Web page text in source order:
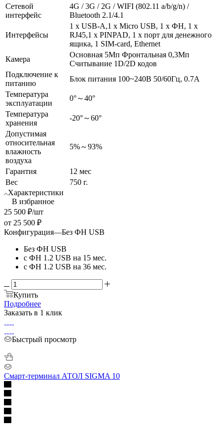
Сетевой
интерфейс
4G / 3G / 2G / WIFI (802.11 a/b/g/n) /
Bluetooth 2.1/4.1
Интерфейсы
1 x USB-A,1 x Micro USB, 1 x ФН, 1 x
RJ45,1 x PINPAD, 1 x порт для денежного
ящика, 1 SIM-card, Ethernet
Камера
Основная 5Мп Фронтальная 0,3Мп
Считывание 1D/2D кодов
Подключение к
питанию
Блок питания 100~240В 50/60Гц, 0.7A
Температура
эксплуатации
0°～40°
Температура
хранения
-20°～60°
Допустимая
относительная
влажность
воздуха
5%～93%
Гарантия
12 мес
Вес
750 г.
Характеристики
В избранное
25 500 ₽/шт
от 25 500 ₽
Конфигурация—Без ФН USB
Без ФН USB
с ФН 1.2 USB на 15 мес.
с ФН 1.2 USB на 36 мес.
Купить
Подробнее
Заказать в 1 клик
Быстрый просмотр
Смарт-терминал АТОЛ SIGMA 10